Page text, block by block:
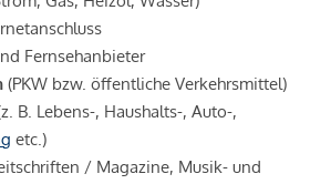
Fernsehanbieter
(PKW bzw. öffentliche Verkehrsmittel)
B. Lebens-, Haushalts-, Auto-,
etc.)
/ Magazine, Musik- und